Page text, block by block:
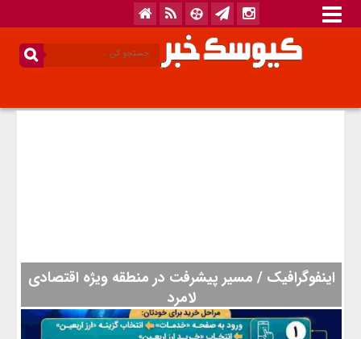
اینفوگرافیک / مسیر پیشرفت در منطقه ویژه اقتصادی
لامرد
به گزارش کیوسک خبر، طی ماههای اخیر با تلاشهای صورت گرفته